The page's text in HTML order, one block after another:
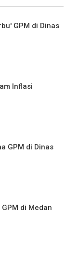
GPM di Dinas
Inflasi
GPM di Dinas
di Medan